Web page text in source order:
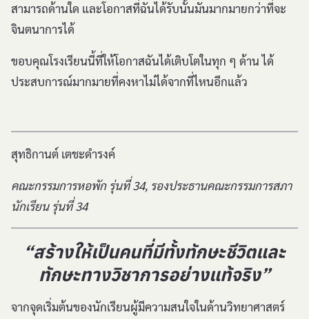
สามารถด้านใด และโอกาสที่ฉันได้รับนั้นมันมากมายกว่าที่จะ
จินตนาการได้
ขอบคุณโรงเรียนนี้ที่ให้โอกาสฉันได้เติบโตในทุก ๆ ด้าน ได้
ประสบการณ์มากมายที่คงหาไม่ได้จากที่ไหนอีกแล้ว
สุทธิกานต์ เตชะดำรงค์
คณะกรรมการหอพัก รุ่นที่ 34, รองประธานคณะกรรมการสภา
นักเรียน รุ่นที่ 34
“สร้างให้เป็นคนที่มีทั้งทักษะชีวิตและ
ทักษะทางวิชาการอย่างแท้จริง”
จากจุดเริ่มต้นของนักเรียนผู้มีความสนใจในด้านวิทยาศาสตร์